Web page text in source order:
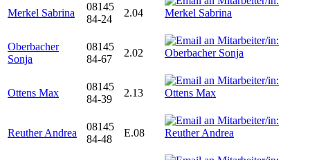
Merkel Sabrina
08145
84-24
2.04
Oberbacher
Sonja
08145
84-67
2.02
Ottens Max
08145
84-39
2.13
Reuther Andrea
08145
84-48
E.08